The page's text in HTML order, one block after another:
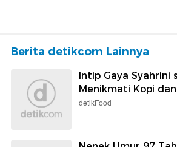
Berita detikcom Lainnya
Intip Gaya Syahrini
Menikmati Kopi
detikFood